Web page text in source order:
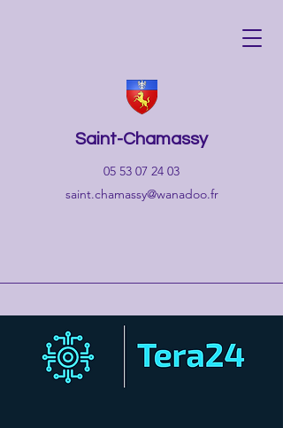
Saint-Chamassy
05 53 07 24 03
saint.chamassy@wanadoo.fr